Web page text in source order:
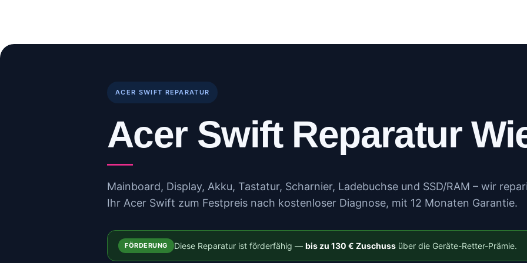
ACER SWIFT REPARATUR
Acer Swift Reparatur
Mainboard, Display, Akku, Tastatur, Scharnier, Ladebuchse und SSD/RAM – wir
Ihr Acer Swift zum Festpreis nach kostenloser Diagnose, mit 12 Monaten Garantie.
FÖRDERUNG Diese Reparatur ist förderfähig — bis zu 130 € Zuschussüber die Geräte-Retter-Prämie.